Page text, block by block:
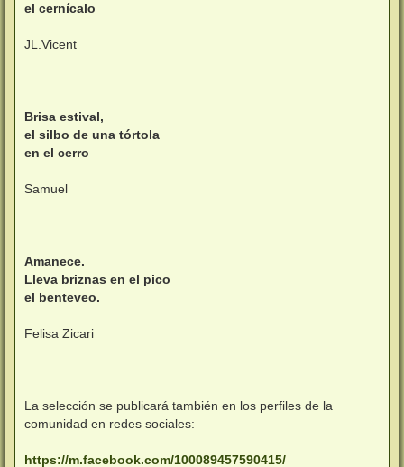
el cernícalo
JL.Vicent
Brisa estival,
el silbo de una tórtola
en el cerro
Samuel
Amanece.
Lleva briznas en el pico
el benteveo.
Felisa Zicari
La selección se publicará también en los perfiles de la
comunidad en redes sociales:
https://m.facebook.com/100089457590415/